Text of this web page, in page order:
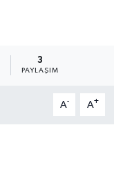
3
PAYLAŞIM
A- A+